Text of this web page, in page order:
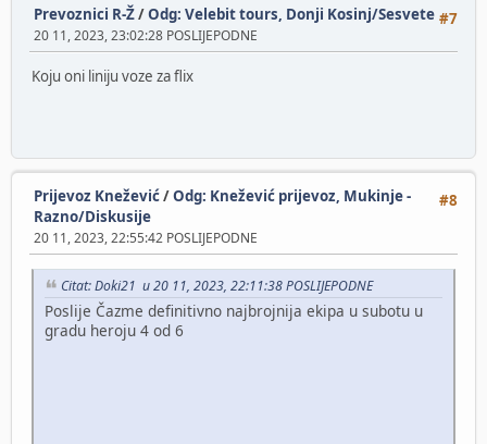
#7
Prevoznici R-Ž/Odg: Velebit tours, Donji Kosinj/Sesvete
20 11, 2023, 23:02:28 POSLIJEPODNE
Koju oni liniju voze za flix
#8
Prijevoz Knežević/Odg: Knežević prijevoz, Mukinje -
Razno/Diskusije
20 11, 2023, 22:55:42 POSLIJEPODNE
Citat: Doki21 u 20 11, 2023, 22:11:38 POSLIJEPODNE
Poslije Čazme definitivno najbrojnija ekipa u subotu u
gradu heroju 4 od 6